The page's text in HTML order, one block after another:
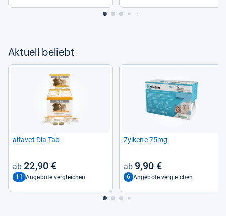
Made in Ger­many
Aktu­ell beliebt
alfa­vet Dia Tab
22,90 €
11 Angebote vergleichen
Zyl­kene 75mg
9,90 €
6 Angebote vergleichen